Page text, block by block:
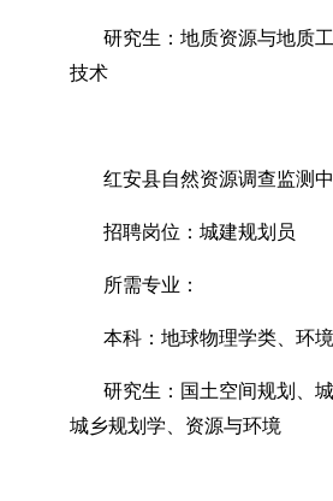
研究生：地质资源与地质
技术
红安县自然资源调查监测
招聘岗位：城建规划员
所需专业：
本科：地球物理学类、环
研究生：国土空间规划、
城乡规划学、资源与环境